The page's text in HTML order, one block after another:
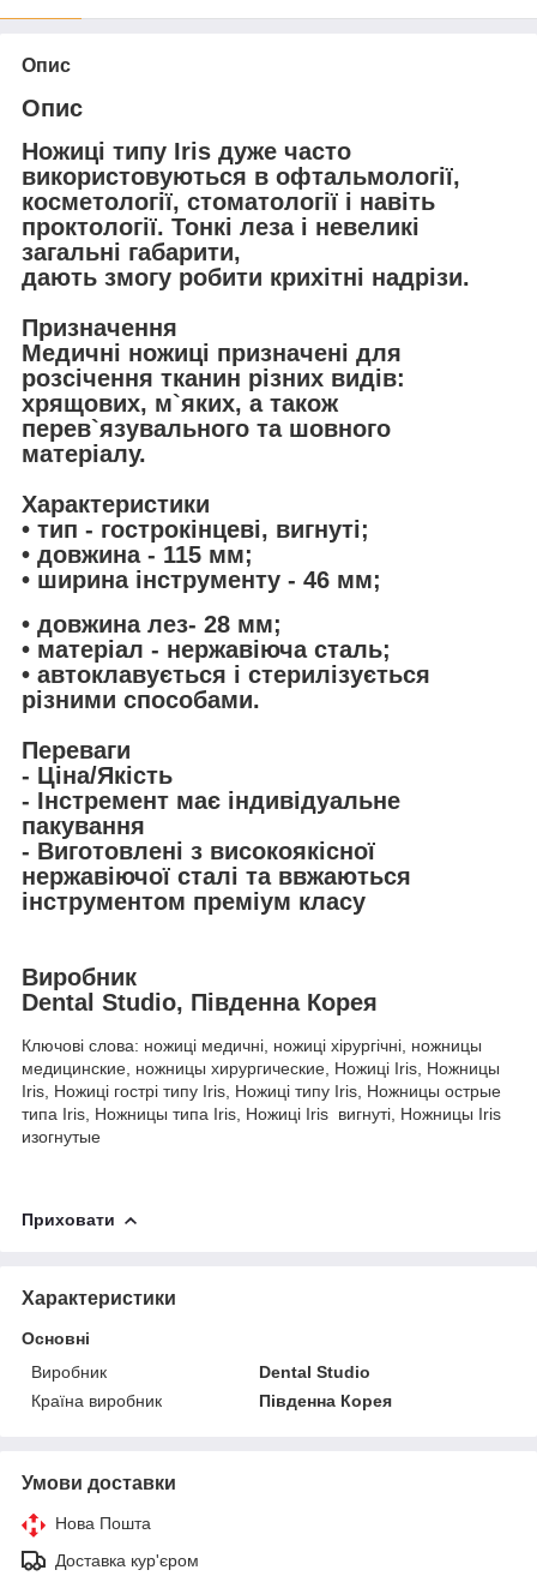
Опис
Опис
Ножиці типу Iris дуже часто
використовуються в офтальмології,
косметології, стоматології і навіть
проктології. Тонкі леза і невеликі
загальні габарити,
дають змогу робити крихітні надрізи.
Призначення
Медичні ножиці призначені для
розсічення тканин різних видів:
хрящових, м`яких, а також
перев`язувального та шовного
матеріалу.
Характеристики
• тип - гострокінцеві, вигнуті;
• довжина - 115 мм;
• ширина інструменту - 46 мм;
• довжина лез- 28 мм;
• матеріал - нержавіюча сталь;
• автоклавується і стерилізується
різними способами.
Переваги
- Ціна/Якість
- Інстремент має індивідуальне
пакування
- Виготовлені з високоякісної
нержавіючої сталі та ввжаються
інструментом преміум класу
Виробник
Dental Studio, Південна Корея
Ключові слова: ножиці медичні, ножиці хірургічні, ножницы
медицинские, ножницы хирургические, Ножиці Iris, Ножницы
Iris, Ножиці гострі типу Iris, Ножиці типу Iris, Ножницы острые
типа Iris, Ножницы типа Iris, Ножиці Iris вигнуті, Ножницы Iris
изогнутые
Приховати
Характеристики
Основні
Виробник
Dental Studio
Країна виробник
Південна Корея
Умови доставки
Нова Пошта
Доставка кур'єром